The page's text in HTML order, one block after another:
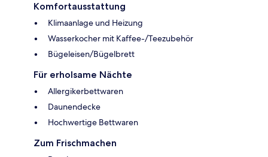
Komfortausstattung
Klimaanlage und Heizung
Wasserkocher mit Kaffee-/Teezubehör
Bügeleisen/Bügelbrett
Für erholsame Nächte
Allergikerbettwaren
Daunendecke
Hochwertige Bettwaren
Zum Frischmachen